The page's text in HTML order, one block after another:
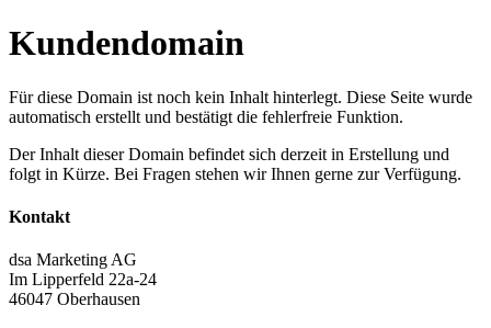
Kundendomain
Für diese Domain ist noch kein Inhalt hinterlegt. Diese Seite wurde
automatisch erstellt und bestätigt die fehlerfreie Funktion.
Der Inhalt dieser Domain befindet sich derzeit in Erstellung und
folgt in Kürze. Bei Fragen stehen wir Ihnen gerne zur Verfügung.
Kontakt
dsa Marketing AG
Im Lipperfeld 22a-24
46047 Oberhausen